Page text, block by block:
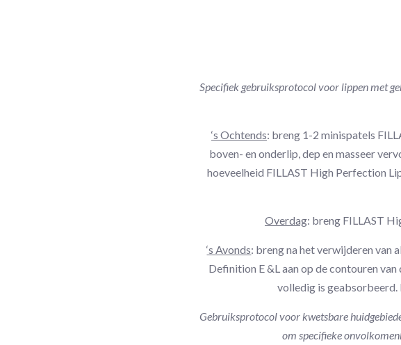
Specifiek gebruiksprotocol voor lippen met
‘s Ochtends: breng 1-2 minispatels
boven- en onderlip, dep en masseer
hoeveelheid FILLAST High Perfection
Overdag: breng FILLAST
‘s Avonds: breng na het verwijderen van
Definition E &L aan op de contouren
volledig is geabsorbeerd.
Gebruiksprotocol voor kwetsbare
om specifieke